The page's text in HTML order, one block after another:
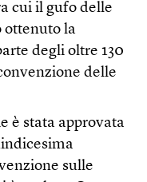
cui il gufo delle
ottenuto la
degli oltre 130
delle
è stata approvata
sulle